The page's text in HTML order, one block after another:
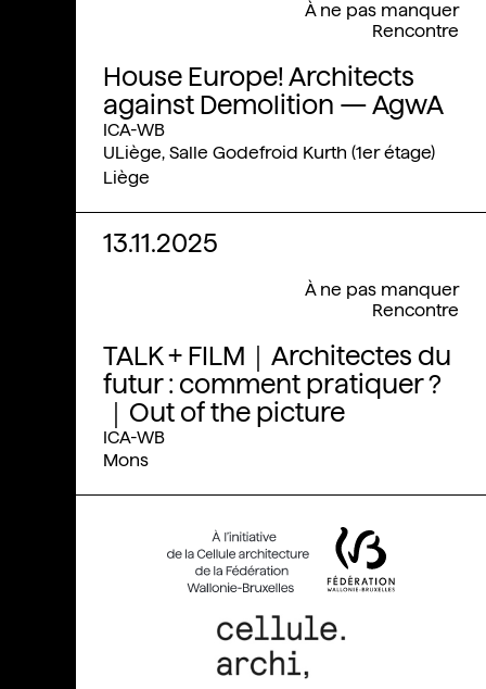
House Europe! Architects
against Demolition — AgwA
À ne pas manquer
Rencontre
ICA-WB
ULiège, Salle Godefroid Kurth (1er étage)
Liège
13.11.2025
TALK + FILM｜Architectes du
futur : comment pratiquer ?
｜Out of the picture
À ne pas manquer
Rencontre
ICA-WB
Mons